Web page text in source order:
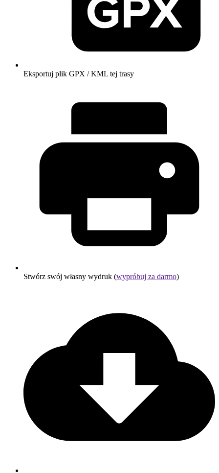
Eksportuj plik GPX / KML tej trasy
Stwórz swój własny wydruk (wypróbuj za darmo)